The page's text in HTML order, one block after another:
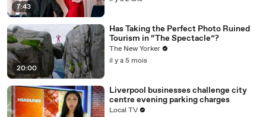
7:43
20:00
Has Taking the Perfect Photo Ruined
Tourism in “The Spectacle”?
The New Yorker
il y a 5 mois
Liverpool businesses challenge city
centre evening parking charges
Local TV